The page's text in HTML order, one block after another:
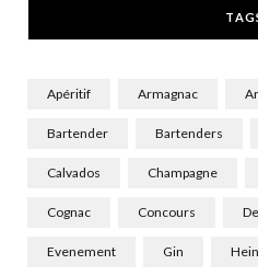
Apéritif Armagnac
Bartender Bartenders
Calvados Champagne
Cognac Concours
Evenement Gin